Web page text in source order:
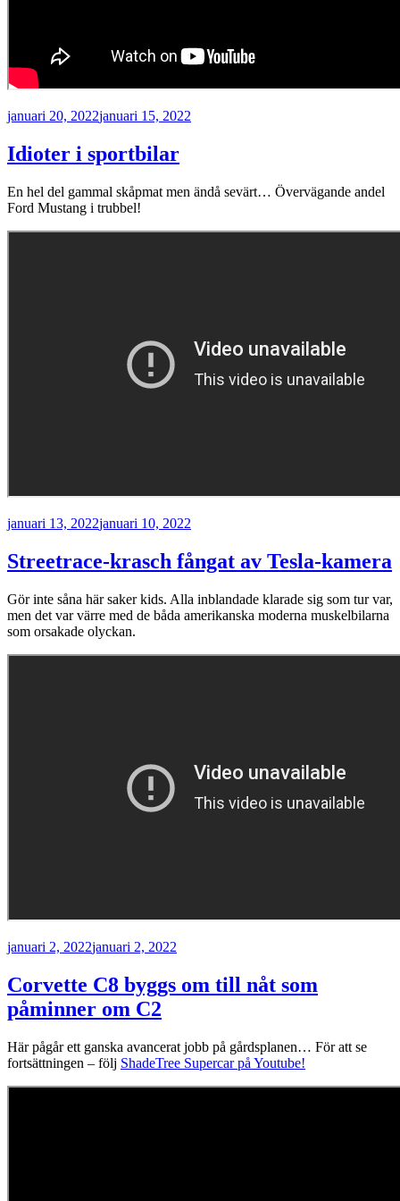
Publicerat
januari 20, 2022januari 15, 2022
Idioter i sportbilar
En hel del gammal skåpmat men ändå sevärt… Övervägande andel
Ford Mustang i trubbel!
Publicerat
januari 13, 2022januari 10, 2022
Streetrace-krasch fångat av Tesla-kamera
Gör inte såna här saker kids. Alla inblandade klarade sig som tur var,
men det var värre med de båda amerikanska moderna muskelbilarna
som orsakade olyckan.
Publicerat
januari 2, 2022januari 2, 2022
Corvette C8 byggs om till nåt som
påminner om C2
Här pågår ett ganska avancerat jobb på gårdsplanen… För att se
fortsättningen – följ ShadeTree Supercar på Youtube!